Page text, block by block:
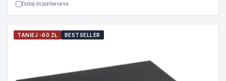
Dodaj do porównania
TANIEJ -60 ZŁ BESTSELLER